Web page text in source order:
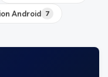
Android 7